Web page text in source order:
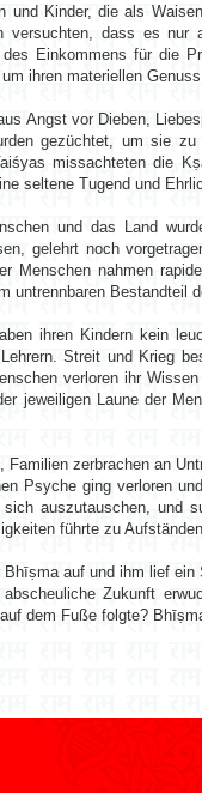
und Kinder, die als
versuchten, dass es nur
Einkommens für die
ihren materiellen
Angst vor Dieben,
gezüchtet, um sie
missachteten die
seltene Tugend und
und das Land
gelehrt noch
Menschen nahmen
untrennbaren Bestandteil
ihren Kindern kein
Streit und Krieg
verloren ihr
jeweiligen Laune der
Familien zerbrachen an
Psyche ging verloren
auszutauschen, und
führte zu
auf und ihm lief
Zukunft
dem Fuße folgte?